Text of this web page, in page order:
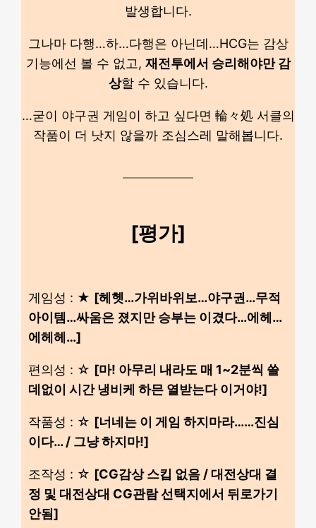
발생합니다.
그나마 다행…하…다행은 아닌데…HCG는 감상
기능에선 볼 수 없고, 재전투에서 승리해야만 감
상할 수 있습니다.
…굳이 야구권 게임이 하고 싶다면 輪々処 서클의
작품이 더 낫지 않을까 조심스레 말해봅니다.
[평가]
게임성 : ★ [헤헷…가위바위보…야구권…무적
아이템…싸움은 졌지만 승부는 이겼다…에헤…
에헤헤…]
편의성 : ☆ [마! 아무리 내라도 매 1~2분씩 쓸
데없이 시간 냉비케 하믄 열받는다 이거야!]
작품성 : ☆ [너네는 이 게임 하지마라……진심
이다… / 그냥 하지마!]
조작성 : ☆ [CG감상 스킵 없음 / 대전상대 결
정 및 대전상대 CG관람 선택지에서 뒤로가기
안됨]